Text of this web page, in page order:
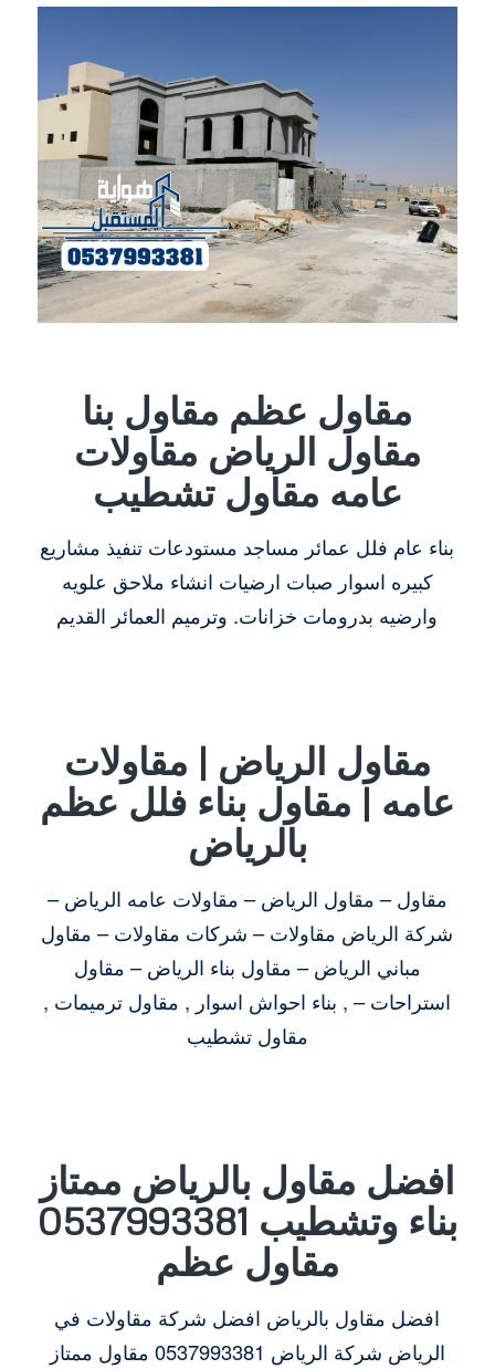
مقاول عظم مقاول بنا
مقاول الرياض مقاولات
عامه مقاول تشطيب
بناء عام فلل عمائر مساجد مستودعات تنفيذ مشاريع
كبيره اسوار صبات ارضيات انشاء ملاحق علويه
وارضيه بدرومات خزانات. وترميم العمائر القديم
مقاول الرياض | مقاولات
عامه | مقاول بناء فلل عظم
بالرياض
مقاول – مقاول الرياض – مقاولات عامه الرياض –
شركة الرياض مقاولات – شركات مقاولات – مقاول
مباني الرياض – مقاول بناء الرياض – مقاول
استراحات – , بناء احواش اسوار , مقاول ترميمات ,
مقاول تشطيب
افضل مقاول بالرياض ممتاز
بناء وتشطيب 0537993381
مقاول عظم
افضل مقاول بالرياض افضل شركة مقاولات في
الرياض شركة الرياض 0537993381 مقاول ممتاز